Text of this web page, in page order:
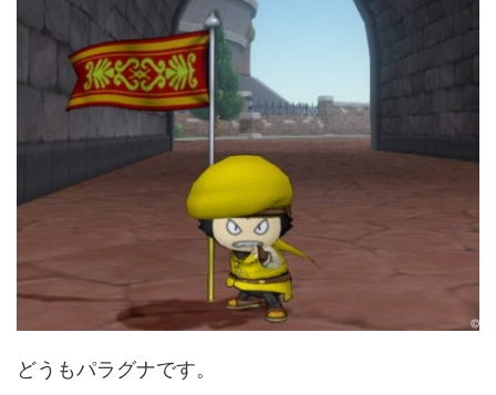
どうもパラグナです。